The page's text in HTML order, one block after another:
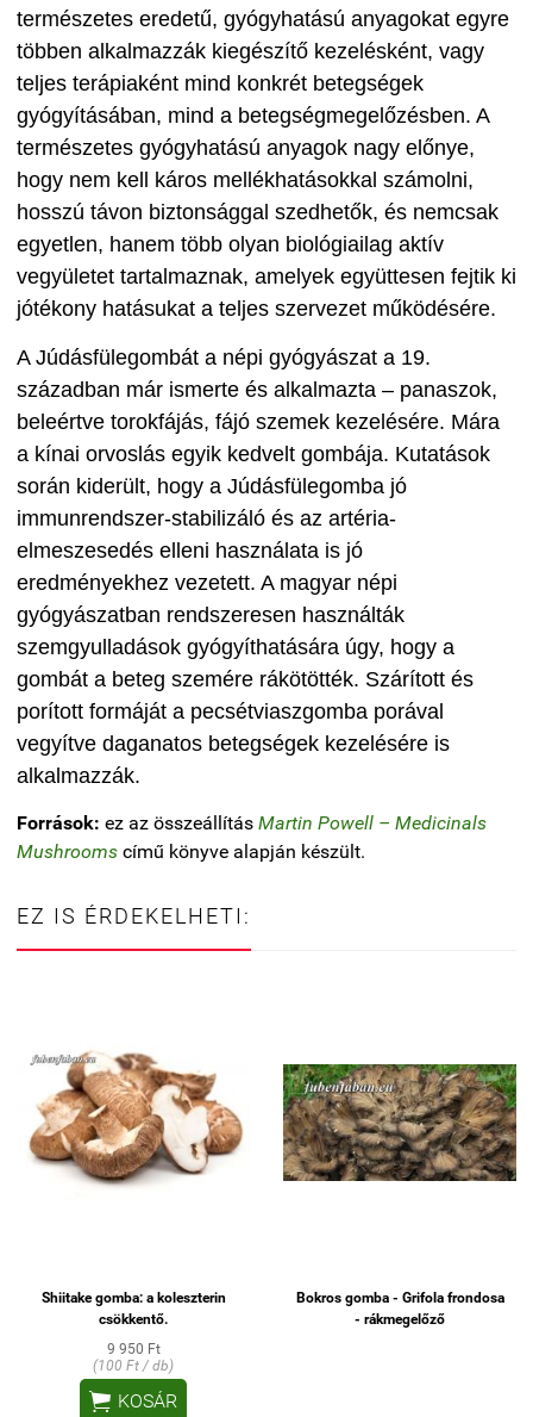
természetes eredetű, gyógyhatású anyagokat egyre
többen alkalmazzák kiegészítő kezelésként, vagy
teljes terápiaként mind konkrét betegségek
gyógyításában, mind a betegségmegelőzésben. A
természetes gyógyhatású anyagok nagy előnye,
hogy nem kell káros mellékhatásokkal számolni,
hosszú távon biztonsággal szedhetők, és nemcsak
egyetlen, hanem több olyan biológiailag aktív
vegyületet tartalmaznak, amelyek együttesen fejtik ki
jótékony hatásukat a teljes szervezet működésére.
A Júdásfülegombát a népi gyógyászat a 19.
században már ismerte és alkalmazta – panaszok,
beleértve torokfájás, fájó szemek kezelésére. Mára
a kínai orvoslás egyik kedvelt gombája. Kutatások
során kiderült, hogy a Júdásfülegomba jó
immunrendszer-stabilizáló és az artéria-
elmeszesedés elleni használata is jó
eredményekhez vezetett. A magyar népi
gyógyászatban rendszeresen használták
szemgyulladások gyógyíthatására úgy, hogy a
gombát a beteg szemére rákötötték. Szárított és
porított formáját a pecsétviaszgomba porával
vegyítve daganatos betegségek kezelésére is
alkalmazzák.
Források: ez az összeállítás Martin Powell – Medicinals
Mushrooms című könyve alapján készült.
EZ IS ÉRDEKELHETI:
Shiitake gomba: a koleszterin
csökkentő.
9 950 Ft
(100 Ft / db)
 KOSÁR
Bokros gomba - Grifola frondosa
- rákmegelőző